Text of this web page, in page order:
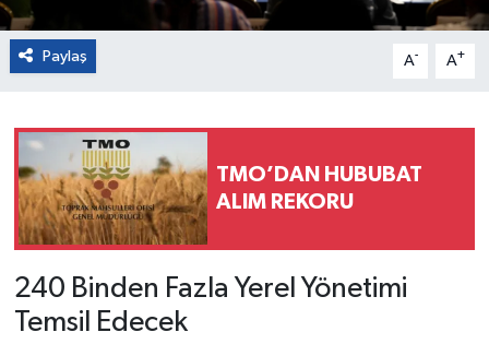
Paylaş A- A+
TMO’DAN HUBUBAT
ALIM REKORU
240 Binden Fazla Yerel Yönetimi
Temsil Edecek